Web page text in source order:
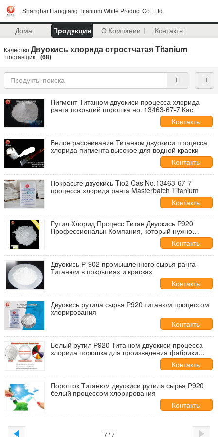
Shanghai Liangjiang Titanium White Product Co., Ltd.
Дома Продукция О Компании Контакты
Качество Двуокись хлорида отростчатая Titanium
поставщик. (68)
Пигмент Титанюм двуокиси процесса хлорида
ранга покрытий порошка но. 13463-67-7 Кас
Контакты
Белое рассеивание Титанюм двуокиси процесса
хлорида пигмента высокое для водной краски
Контакты
Покрасьте двуокись Tio2 Cas No.13463-67-7
процесса хлорида ранга Masterbatch Titanium
Контакты
Рутил Хлорид Процесс Титан Двуокись Р920
Профессиональн Компания, который нужно
Контакты
Двуокись Р-902 промышленного сырья ранга
Титанюм в покрытиях и красках
Контакты
Двуокись рутила сырья Р920 титанюм процессом
хлорирования
Контакты
Белый рутил Р920 Титанюм двуокиси процесса
хлорида порошка для произведения фабрики
Контакты
Порошок Титанюм двуокиси рутила сырья Р920
белый процессом хлорирования
Контакты
7 / 7